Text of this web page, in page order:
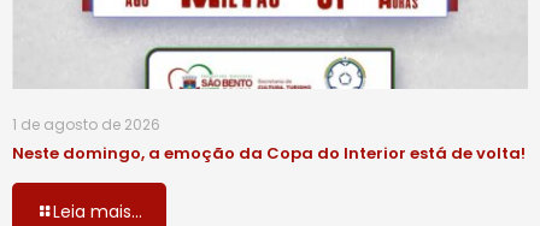
1 de agosto de 2026
Neste domingo, a emoção da Copa do Interior está de volta!
Leia mais...